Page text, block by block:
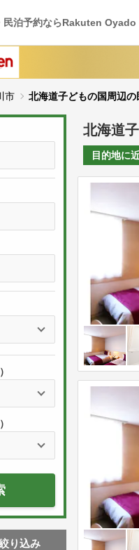
民泊予約ならRakuten Oyado
市 北海道子どもの国周辺
り込み
北海道
目的地に